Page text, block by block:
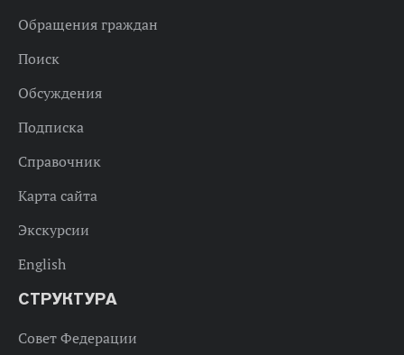
Обращения граждан
Поиск
Обсуждения
Подписка
Справочник
Карта сайта
Экскурсии
English
СТРУКТУРА
Совет Федерации